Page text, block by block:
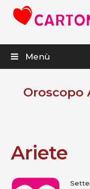
Menù
Oroscopo
Ariete